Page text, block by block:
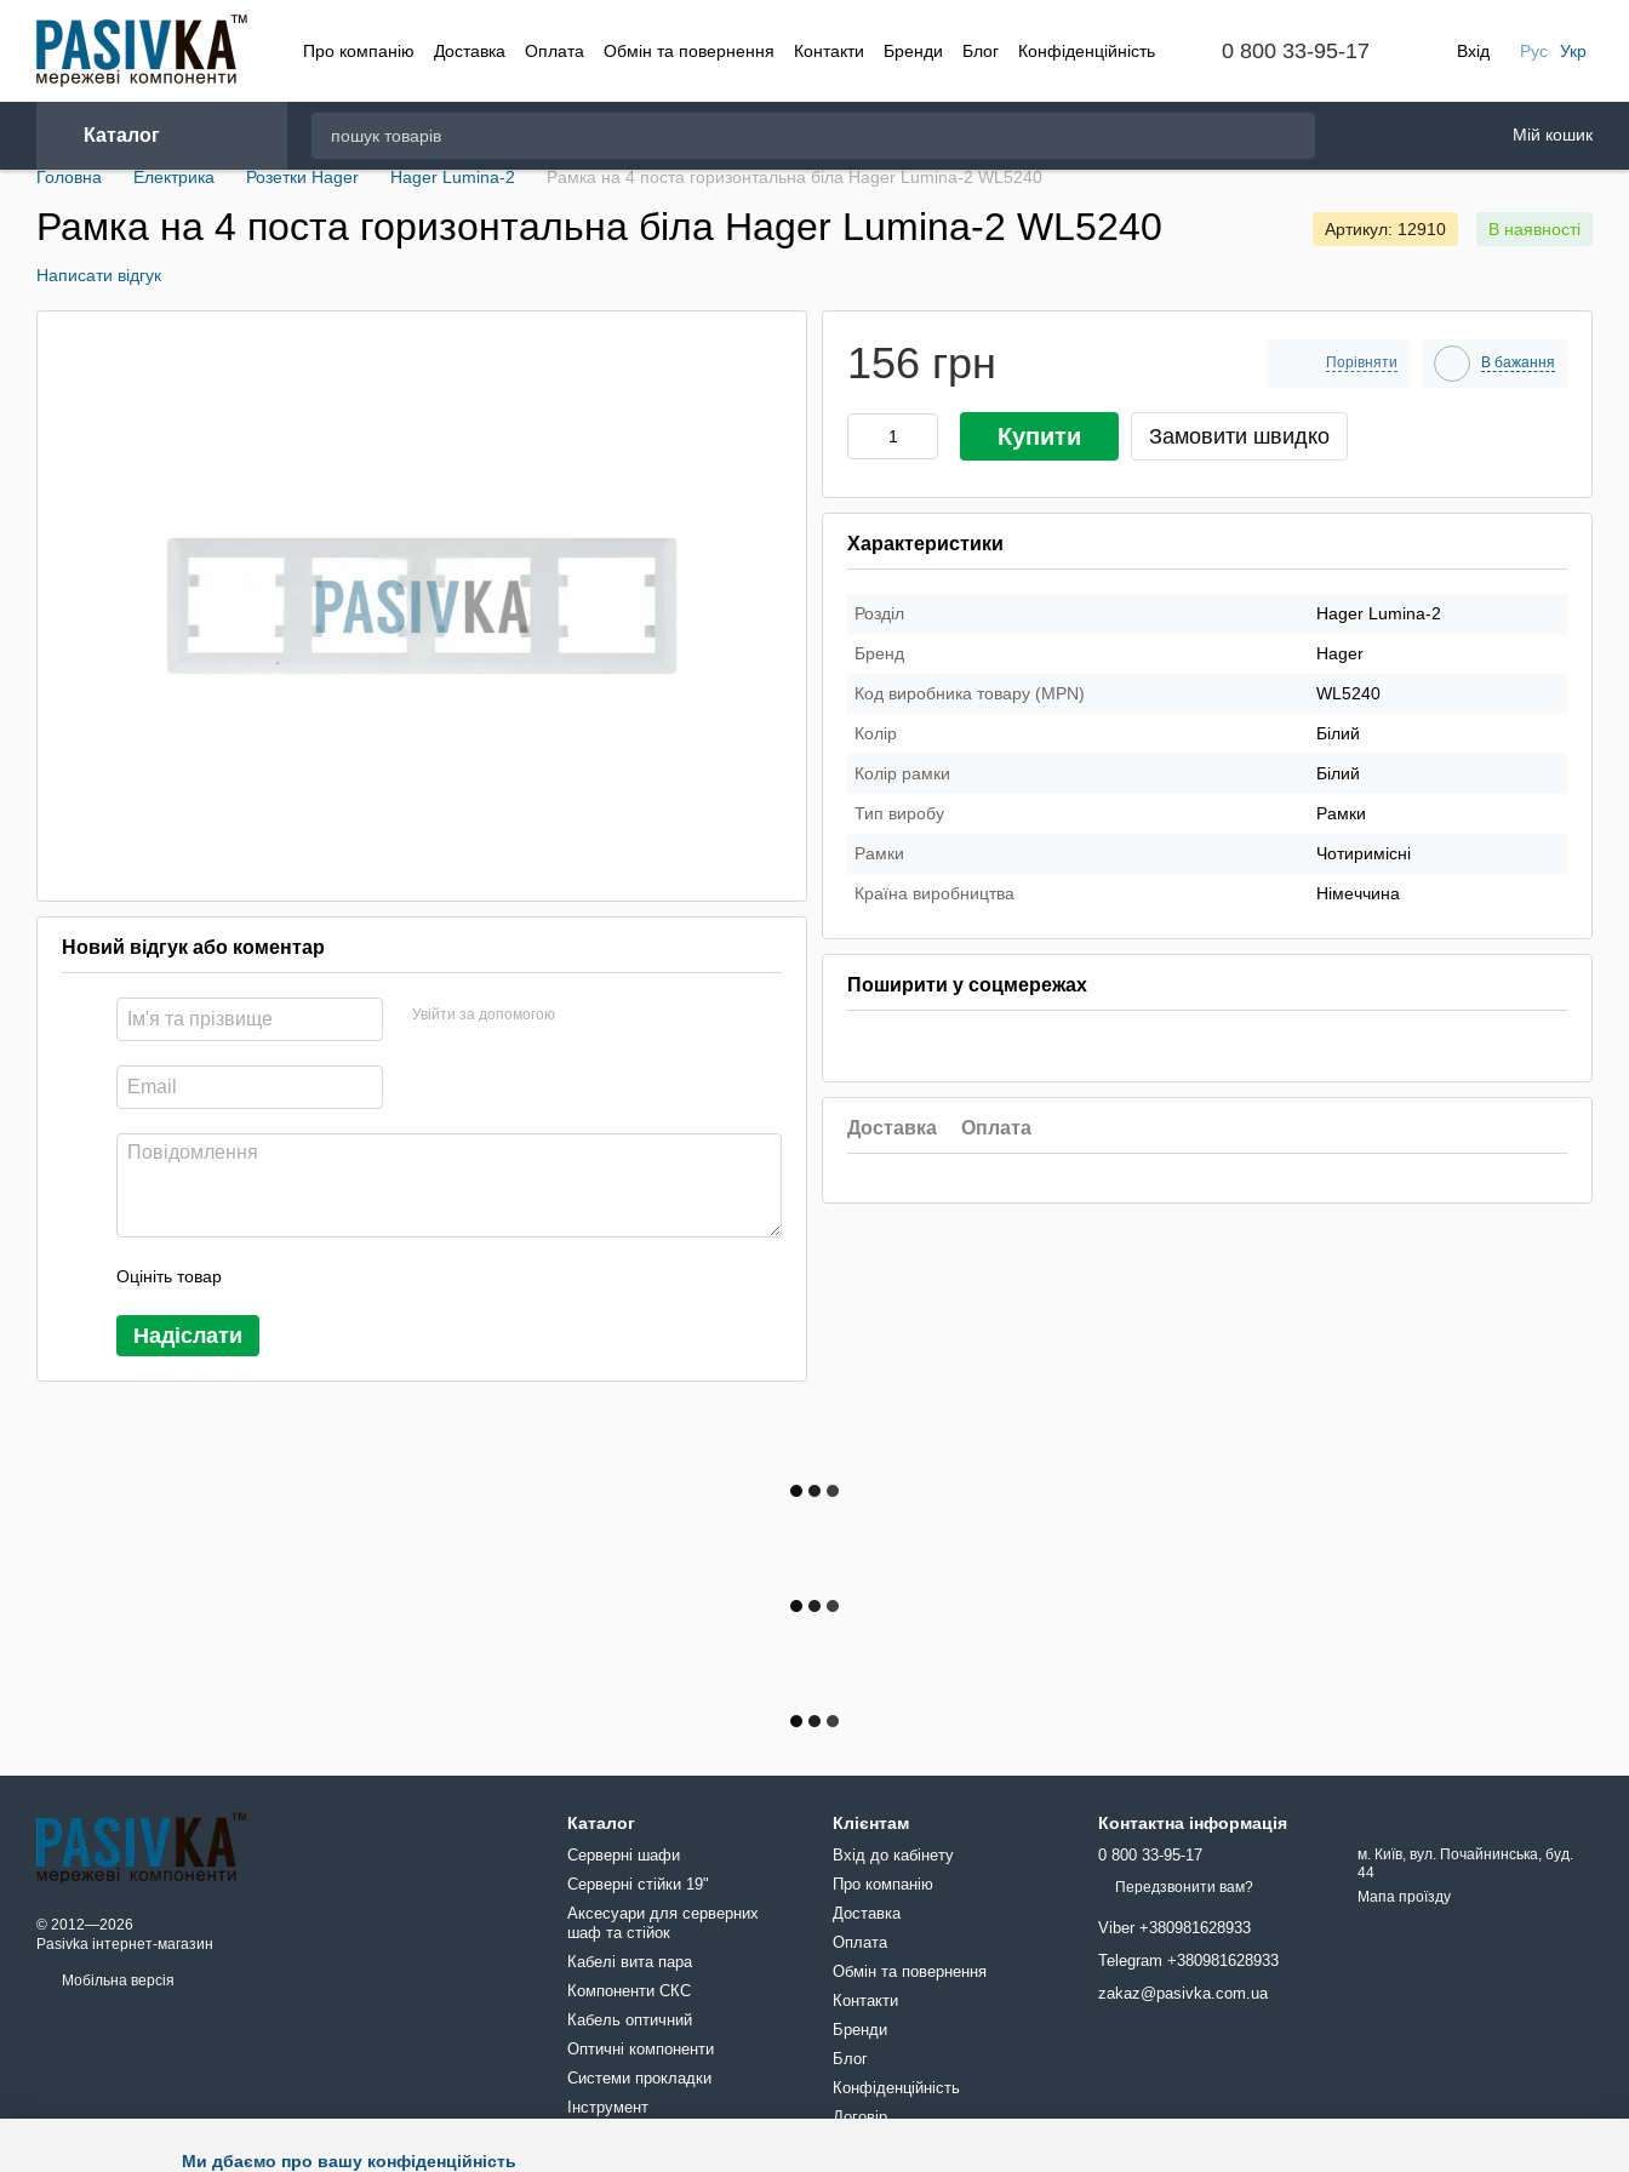
Перейти до основного контенту
Про компанію
Доставка Оплата Обмін та повернення Контакти Бренди Блог
Конфіденційність
0 800 33-95-17 Вхід Рус Укр
Каталог Мій кошик
Головна Електрика Розетки Hager Hager Lumina-2 Рамка на 4 поста горизонтальна біла Hager Lumina-2 WL5240
Рамка на 4 поста горизонтальна біла Hager Lumina-2 WL5240
Написати відгук
В наявності
Артикул: 12910
Новий відгук або коментар
Увійти за допомогою
Оцініть товар
Надіслати
156 грн Порівняти В бажання
Купити Замовити швидко
Характеристики
Розділ Hager Lumina-2
Бренд Hager
Код виробника товару (MPN) WL5240
Колір Білий
Колір рамки Білий
Тип виробу Рамки
Рамки Чотиримісні
Країна виробництва Німеччина
Поширити у соцмережах
Доставка Оплата
© 2012—2026
Pasivka інтернет-магазин
Мобільна версія
Каталог
Серверні шафи
Серверні стійки 19"
Аксесуари для серверних
шаф та стійок
Кабелі вита пара
Компоненти СКС
Кабель оптичний
Оптичні компоненти
Системи прокладки
Інструмент
Клієнтам
Вхід до кабінету
Про компанію
Доставка
Оплата
Обмін та повернення
Контакти
Бренди
Блог
Конфіденційність
Договір
Контактна інформація
0 800 33-95-17
Передзвонити вам?
Viber +380981628933
Telegram +380981628933
zakaz@pasivka.com.ua
м. Київ, вул. Почайнинська, буд.
44
Мапа проїзду
Ми дбаємо про вашу конфіденційність